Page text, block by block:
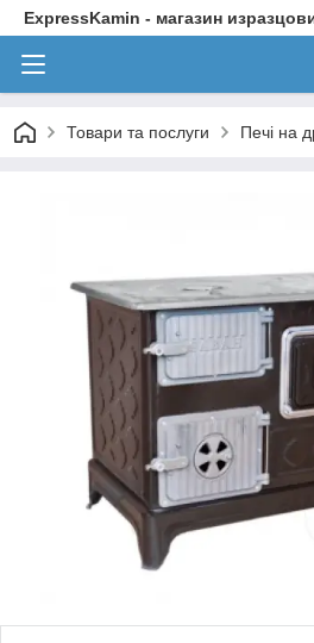
ExpressKamin - магазин
Товари та послуги Печі на